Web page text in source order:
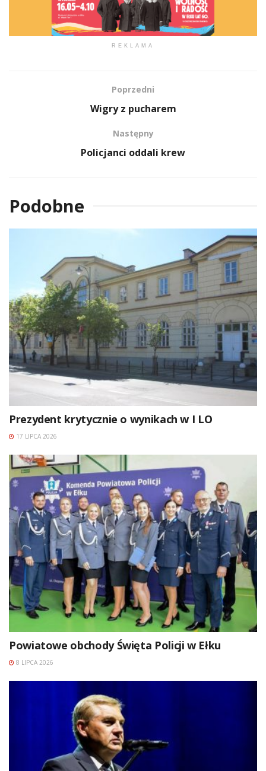
REKLAMA
Poprzedni
Wigry z pucharem
Następny
Policjanci oddali krew
Podobne
Prezydent krytycznie o wynikach w I LO
17 LIPCA 2026
Powiatowe obchody Święta Policji w Ełku
8 LIPCA 2026